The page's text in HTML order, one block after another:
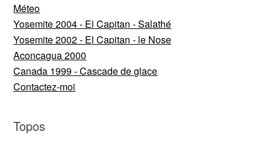
Méteo
Yosemite 2004 - El Capitan - Salathé
Yosemite 2002 - El Capitan - le Nose
Aconcagua 2000
Canada 1999 - Cascade de glace
Contactez-moi
Topos